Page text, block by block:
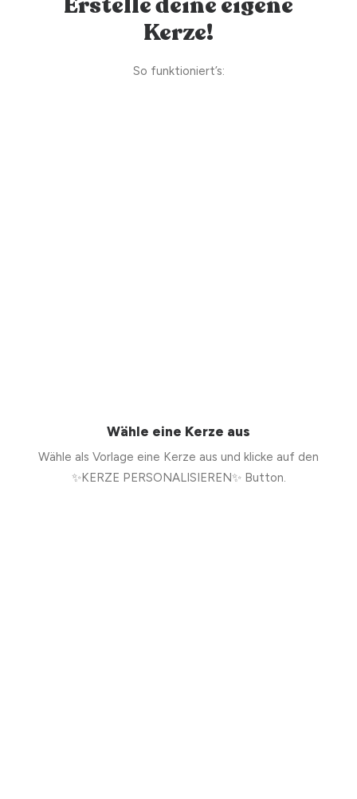
Kerze!
So funktioniert’s:
Wähle eine Kerze aus
Wähle als Vorlage eine Kerze aus und klicke auf den
✨KERZE PERSONALISIEREN✨ Button.